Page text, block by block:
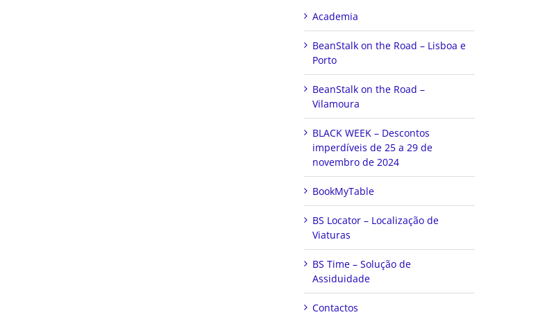
Academia
BeanStalk on the Road – Lisboa e
Porto
BeanStalk on the Road –
Vilamoura
BLACK WEEK – Descontos
imperdíveis de 25 a 29 de
novembro de 2024
BookMyTable
BS Locator – Localização de
Viaturas
BS Time – Solução de
Assiduidade
Contactos